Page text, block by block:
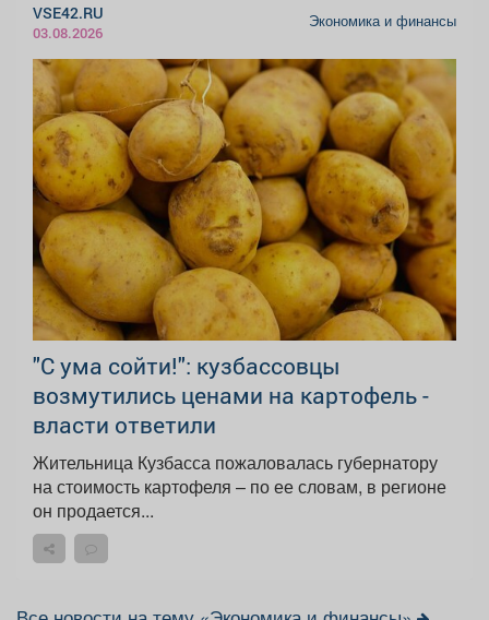
VSE42.RU
03.08.2026
Экономика и финансы
"С ума сойти!": кузбассовцы
возмутились ценами на картофель -
власти ответили
Жительница Кузбасса пожаловалась губернатору
на стоимость картофеля – по ее словам, в регионе
он продается...